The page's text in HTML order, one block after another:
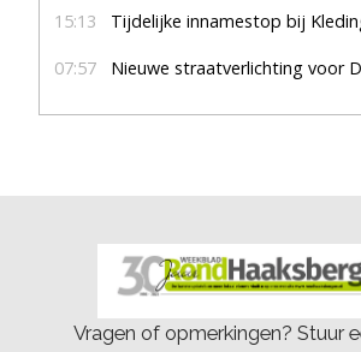
15:13 Tijdelijke innamestop bij
07:57 Nieuwe straatverlichting voor De
Vragen of opmerkingen? Stuur